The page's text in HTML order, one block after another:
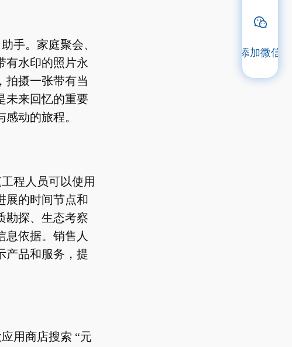
手。家庭聚会、
有水印的照片永
拍摄一张带有当
未来回忆的重要
动的旅程。
程人员可以使用
展的时间节点和
勘探、生态考察
息依据。销售人
产品和服务，提
用商店搜索 “元
添加微信